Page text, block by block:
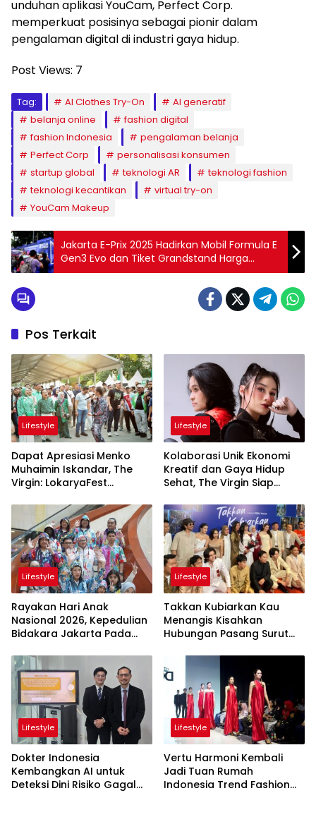
unduhan aplikasi YouCam, Perfect Corp.
memperkuat posisinya sebagai pionir dalam
pengalaman digital di industri gaya hidup.
Post Views: 7
Tag: AI Clothes Try-On
AI generatif
belanja online
fashion digital
fashion Indonesia
pengalaman belanja
Perfect Corp
personalisasi konsumen
startup global
teknologi AR
teknologi fashion
teknologi kecantikan
virtual try-on
YouCam Makeup
Jakarta E-Prix 2025 Hadirkan Mobil Formula E
Gen3 Evo dan Tiket Grandstand Harga
Spesial
Pos Terkait
Lifestyle
Dapat Apresiasi Menko
Muhaimin Iskandar, The
Virgin: LokaryaFest
Pertemukan Kolaborasi
Apik
Lifestyle
Kolaborasi Unik Ekonomi
Kreatif dan Gaya Hidup
Sehat, The Virgin Siap
LokaryaFest 2026
Lifestyle
Rayakan Hari Anak
Nasional 2026, Kepedulian
Bidakara Jakarta Pada
Lewat Acara Where Hope
Begins
Lifestyle
Takkan Kubiarkan Kau
Menangis Kisahkan
Hubungan Pasang Surut
Lifestyle
Dokter Indonesia
Kembangkan AI untuk
Deteksi Dini Risiko Gagal
Lifestyle
Vertu Harmoni Kembali
Jadi Tuan Rumah
Indonesia Trend Fashion